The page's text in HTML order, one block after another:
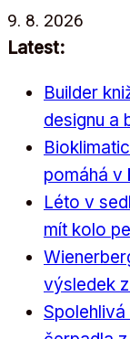
Přeskočit
na
9. 8. 2026
Latest:
Builder
designu a
pomáhá v
Léto v
mít kolo
výsledek